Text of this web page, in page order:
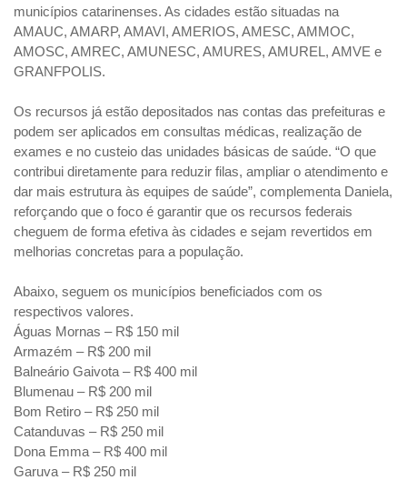
municípios catarinenses. As cidades estão situadas na
AMAUC, AMARP, AMAVI, AMERIOS, AMESC, AMMOC,
AMOSC, AMREC, AMUNESC, AMURES, AMUREL, AMVE e
GRANFPOLIS.
Os recursos já estão depositados nas contas das prefeituras e
podem ser aplicados em consultas médicas, realização de
exames e no custeio das unidades básicas de saúde. “O que
contribui diretamente para reduzir filas, ampliar o atendimento e
dar mais estrutura às equipes de saúde”, complementa Daniela,
reforçando que o foco é garantir que os recursos federais
cheguem de forma efetiva às cidades e sejam revertidos em
melhorias concretas para a população.
Abaixo, seguem os municípios beneficiados com os
respectivos valores.
Águas Mornas – R$ 150 mil
Armazém – R$ 200 mil
Balneário Gaivota – R$ 400 mil
Blumenau – R$ 200 mil
Bom Retiro – R$ 250 mil
Catanduvas – R$ 250 mil
Dona Emma – R$ 400 mil
Garuva – R$ 250 mil